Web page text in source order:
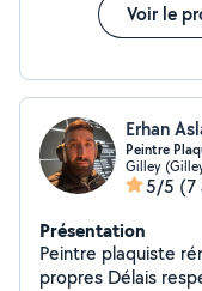
Voir le
Erhan
Peintre
Gilley
5/5 (7
Présentation
Peintre plaquiste
propres Délais respectés Placo, bandes, enduits,